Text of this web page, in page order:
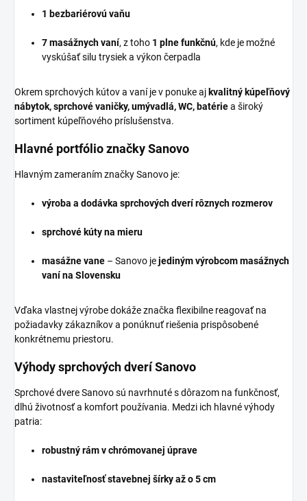
1 bezbariérovú vaňu
7 masážnych vaní, z toho 1 plne funkčnú, kde je možné
vyskúšať silu trysiek a výkon čerpadla
Okrem sprchových kútov a vaní je v ponuke ajkvalitný kúpeľňový
nábytok, sprchové vaničky, umývadlá, WC, batériea široký
sortiment kúpeľňového príslušenstva.
Hlavné portfólio značky Sanovo
Hlavným zameraním značky Sanovo je:
výroba a dodávka sprchových dverí rôznych rozmerov
sprchové kúty na mieru
masážne vane – Sanovo jejediným výrobcom masážnych
vaní na Slovensku
Vďaka vlastnej výrobe dokáže značka flexibilne reagovať na
požiadavky zákazníkov a ponúknuť riešenia prispôsobené
konkrétnemu priestoru.
Výhody sprchových dverí Sanovo
Sprchové dvere Sanovo sú navrhnuté s dôrazom na funkčnosť,
dlhú životnosť a komfort používania. Medzi ich hlavné výhody
patria:
robustný rám v chrómovanej úprave
nastaviteľnosť stavebnej šírky až o 5 cm